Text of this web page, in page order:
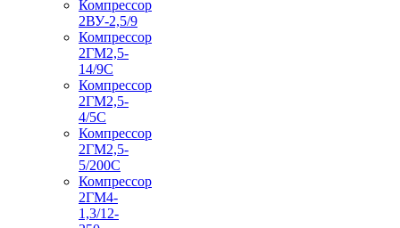
Компрессор
2ВУ-2,5/9
Компрессор
2ГМ2,5-
14/9С
Компрессор
2ГМ2,5-
4/5С
Компрессор
2ГМ2,5-
5/200С
Компрессор
2ГМ4-
1,3/12-